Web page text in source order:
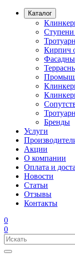
Каталог
Кирпич
Бренды
Услуги
Акции
О компании
Оплата и
Новости
Статьи
Отзывы
Контакты
0
0